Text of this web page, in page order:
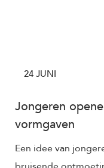
Jongeren
vormgaven
24 JUNI
Een idee van